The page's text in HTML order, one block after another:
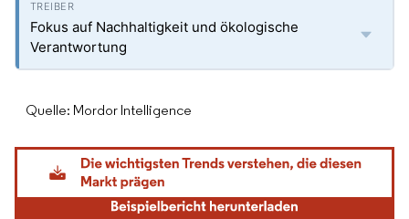
Fokus auf Nachhaltigkeit und ökologische
Verantwortung
Quelle: Mordor Intelligence